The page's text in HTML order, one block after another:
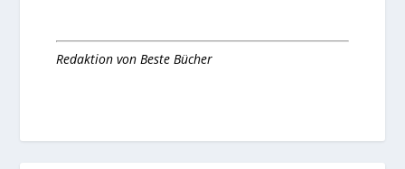
Redaktion vonBeste Bücher